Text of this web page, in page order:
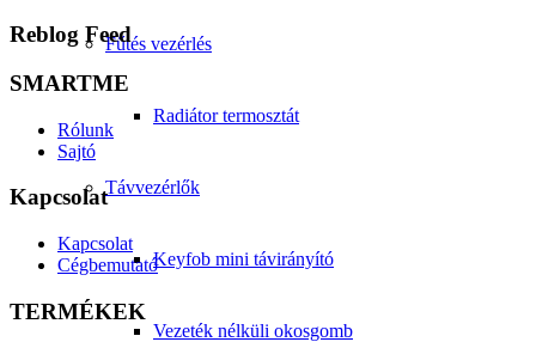
Fűtés vezérlés
Radiátor termosztát
Távvezérlők
Keyfob mini távirányító
Vezeték nélküli okosgomb
Reblog Feed
SMARTME
Rólunk
Sajtó
Kapcsolat
Kapcsolat
Cégbemutató
TERMÉKEK